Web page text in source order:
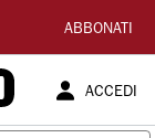
ABBONATI
ACCEDI